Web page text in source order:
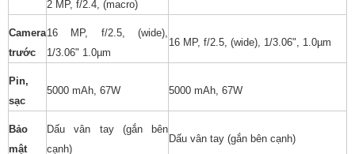
2 MP, f/2.4, (macro)
Camera
trước
16 MP, f/2.5, (wide),
1/3.06" 1.0µm
16 MP, f/2.5, (wide), 1/3.06", 1.0µm
Pin,
sạc
5000 mAh, 67W 5000 mAh, 67W
Bảo
mật
Dấu vân tay (gắn bên
cạnh)
Dấu vân tay (gắn bên cạnh)